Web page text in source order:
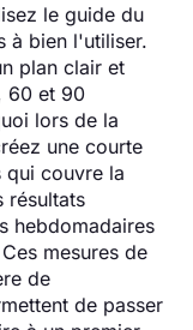
le guide du
à bien l'utiliser.
plan clair et
60 et 90
lors de la
une courte
qui couvre la
résultats
hebdomadaires
mesures de
de
de passer